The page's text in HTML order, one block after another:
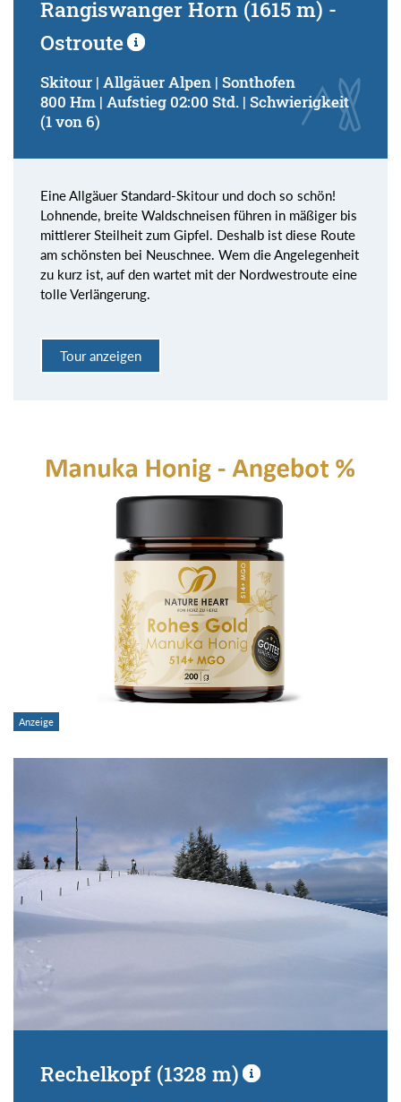
Rangiswanger Horn (1615 m) -
Ostroute
Skitour | Allgäuer Alpen | Sonthofen
800 Hm | Aufstieg 02:00 Std. | Schwierigkeit
(1 von 6)
Eine Allgäuer Standard-Skitour und doch so schön!
Lohnende, breite Waldschneisen führen in mäßiger bis
mittlerer Steilheit zum Gipfel. Deshalb ist diese Route
am schönsten bei Neuschnee. Wem die Angelegenheit
zu kurz ist, auf den wartet mit der Nordwestroute eine
tolle Verlängerung.
Tour anzeigen
Rechelkopf (1328 m)